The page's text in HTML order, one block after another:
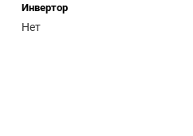
Инвертор
Нет